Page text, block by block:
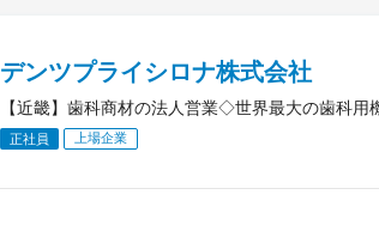
デンツプライシロナ株式会社
【近畿】歯科商材の法人営業◇世界最大の歯科用
正社員 上場企業